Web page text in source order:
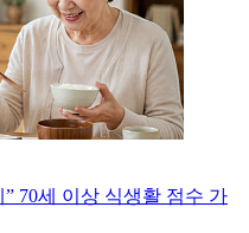
70세 이상 식생활 점수 가